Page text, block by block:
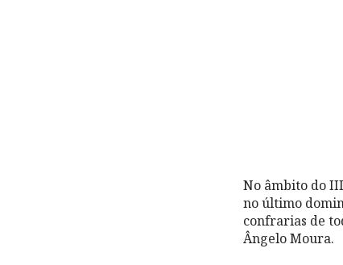
No âmbito do
no último
confrarias de
Ângelo Moura.